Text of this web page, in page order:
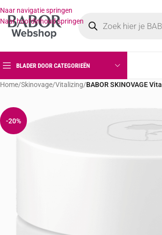
Naar navigatie springen
Naar hoofdinhoud springen
BLADER DOOR CATEGORIEËN
Home/Skinovage/Vitalizing/BABOR SKINOVAGE
-20%